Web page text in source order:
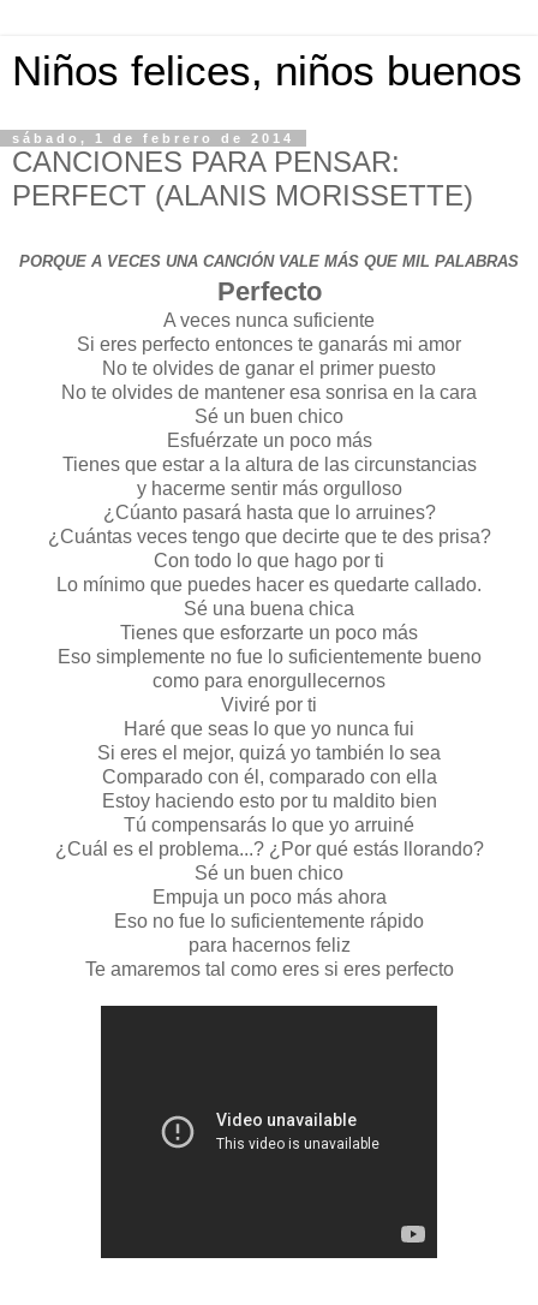
Niños felices, niños buenos
sábado, 1 de febrero de 2014
CANCIONES PARA PENSAR:
PERFECT (ALANIS MORISSETTE)
PORQUE A VECES UNA CANCIÓN VALE MÁS QUE MIL PALABRAS
Perfecto
A veces nunca suficiente
Si eres perfecto entonces te ganarás mi amor
No te olvides de ganar el primer puesto
No te olvides de mantener esa sonrisa en la cara
Sé un buen chico
Esfuérzate un poco más
Tienes que estar a la altura de las circunstancias
y hacerme sentir más orgulloso
¿Cúanto pasará hasta que lo arruines?
¿Cuántas veces tengo que decirte que te des prisa?
Con todo lo que hago por ti
Lo mínimo que puedes hacer es quedarte callado.
Sé una buena chica
Tienes que esforzarte un poco más
Eso simplemente no fue lo suficientemente bueno
como para enorgullecernos
Viviré por ti
Haré que seas lo que yo nunca fui
Si eres el mejor, quizá yo también lo sea
Comparado con él, comparado con ella
Estoy haciendo esto por tu maldito bien
Tú compensarás lo que yo arruiné
¿Cuál es el problema...? ¿Por qué estás llorando?
Sé un buen chico
Empuja un poco más ahora
Eso no fue lo suficientemente rápido
para hacernos feliz
Te amaremos tal como eres si eres perfecto